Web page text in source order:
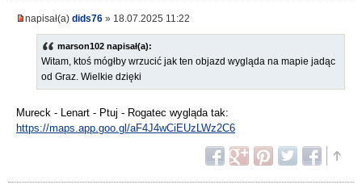
napisał(a) dids76 » 18.07.2025 11:22
marson102 napisał(a):
Witam, ktoś mógłby wrzucić jak ten objazd wygląda na mapie jadąc
od Graz. Wielkie dzięki
Mureck - Lenart - Ptuj - Rogatec wygląda tak:
https://maps.app.goo.gl/aF4J4wCiEUzLWz2C6